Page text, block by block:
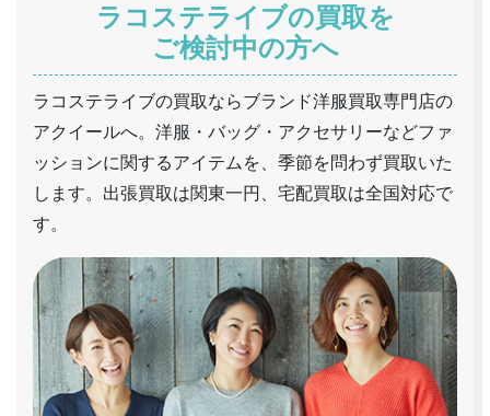
ラコステライブの買取を
ご検討中の方へ
ラコステライブの買取ならブランド洋服買取専門店の
アクイールへ。洋服・バッグ・アクセサリーなどファ
ッションに関するアイテムを、季節を問わず買取いた
します。出張買取は関東一円、宅配買取は全国対応で
す。